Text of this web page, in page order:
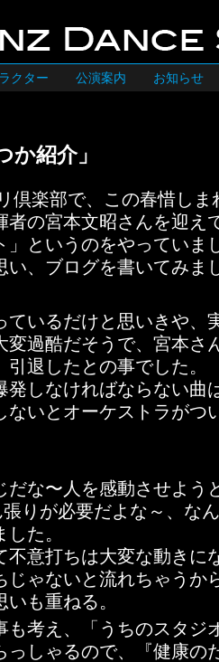
クター 公演案内 お知らせ
か紹介」
倶楽部で、この春惜しま
者の宮本文昭さんを迎え
」というのをやっていま
い、ブログを書いてみま
ているだけと思いきや、
変過酷だそうで、宮本さ
退したとの事でした。
発しなければならない曲
ないとオーケストラがつ
だな〜人を感動させよう
りが必要だよな～、な
た。
不意打ちは大変な動きに
じゃないと流れちゃうか
も重ねる。
も考え、「うちのスタジ
っしゃるので、『健康の